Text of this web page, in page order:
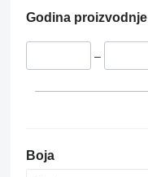
Godina proizvodnje
–
Boja